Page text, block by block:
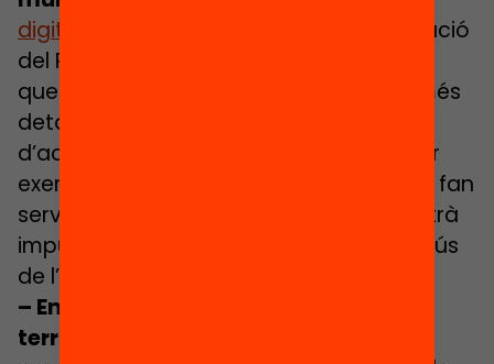
digital
i el sistema d’indicadors d’avaluació
del Passaport Edunauta són dues eines
que poden contribuir a conèixer amb més
detall l’oferta vinculada al catàleg
d’activitats del Passaport Edunauta, per
exemple com participen els infants que fan
servir l’eina. Aquesta informació permetrà
impulsar millores en el desplegament i l’ús
de l’eina.
– Enfortir i fer créixer la comunitat de
territoris que implementen l’eina: